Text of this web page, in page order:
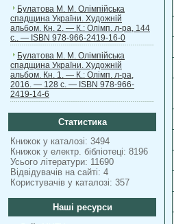
Булатова М. М. Олімпійська
спадщина України. Художній
альбом. Кн. 2. — К.: Олімп. л-ра, 144
с.. — ISBN 978-966-2419-16-0
Булатова М. М. Олімпійська
спадщина України. Художній
альбом. Кн. 1. — К.: Олімп. л-ра,
2016. — 128 с. — ISBN 978-966-
2419-14-6
Статистика
Книжок у каталозі: 3494
Книжок у електр. бібліотеці: 8196
Усього літератури: 11690
Відвідувачів на сайті: 4
Користувачів у каталозі: 357
Наші ресурси